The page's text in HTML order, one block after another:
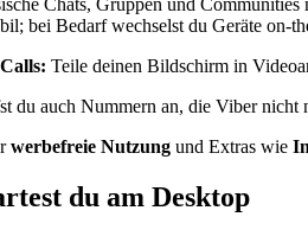
Chats, Gruppen und
bei Bedarf wechselst du Geräte on-
Teile deinen Bildschirm in
du auch Nummern an, die Viber
werbefreie Nutzung und Extras wie
du am Desktop